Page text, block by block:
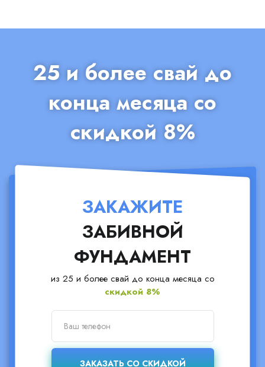
25 и более свай до
конца месяца со
скидкой 8%
ЗАКАЖИТЕ
ЗАБИВНОЙ
ФУНДАМЕНТ
из 25 и более свай до конца месяца со
скидкой 8%